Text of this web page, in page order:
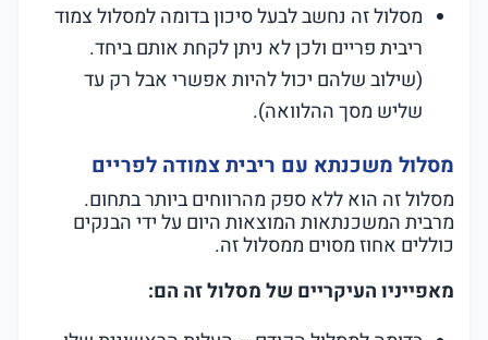
מסלול זה נחשב לבעל סיכון בדומה למסלול צמוד
ריבית פריים ולכן לא ניתן לקחת אותם ביחד.
(שילוב שלהם יכול להיות אפשרי אבל רק עד
שליש מסך ההלוואה).
מסלול משכנתא עם ריבית צמודה לפריים
מסלול זה הוא ללא ספק מהרווחים ביותר בתחום.
מרבית המשכנתאות המוצאות היום על ידי הבנקים
כוללים אחוז מסוים ממסלול זה.
מאפייניו העיקריים של מסלול זה הם: